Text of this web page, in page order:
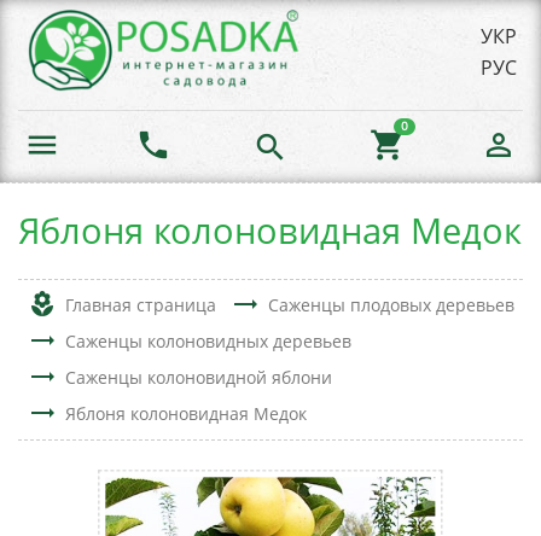
УКР
РУС
menu phone search shopping_cart
0
person_outline
Яблоня колоновидная Медок
local_florist Главная страница trending_flat Саженцы плодовых деревьев
trending_flat Саженцы колоновидных деревьев
trending_flat Саженцы колоновидной яблони
trending_flat Яблоня колоновидная Медок